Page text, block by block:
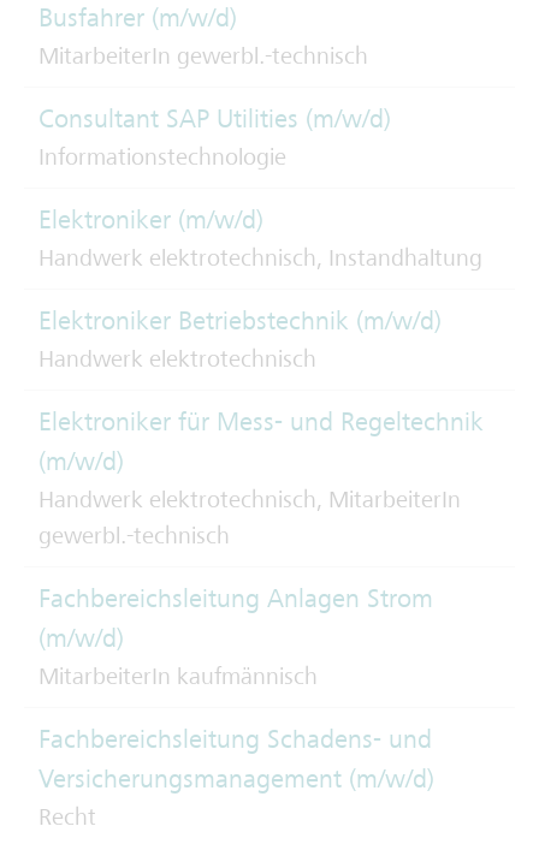
Busfahrer (m/w/d)
MitarbeiterIn gewerbl.-technisch
Consultant SAP Utilities (m/w/d)
Informationstechnologie
Elektroniker (m/w/d)
Handwerk elektrotechnisch, Instandhaltung
Elektroniker Betriebstechnik (m/w/d)
Handwerk elektrotechnisch
Elektroniker für Mess- und Regeltechnik
(m/w/d)
Handwerk elektrotechnisch, MitarbeiterIn
gewerbl.-technisch
Fachbereichsleitung Anlagen Strom
(m/w/d)
MitarbeiterIn kaufmännisch
Fachbereichsleitung Schadens- und
Versicherungsmanagement (m/w/d)
Recht